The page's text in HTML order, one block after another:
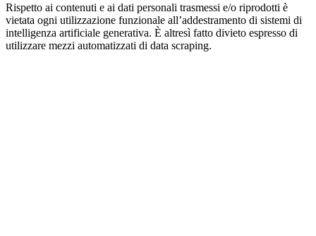
Rispetto ai contenuti e ai dati personali trasmessi e/o riprodotti è
vietata ogni utilizzazione funzionale all’addestramento di sistemi di
intelligenza artificiale generativa. È altresì fatto divieto espresso di
utilizzare mezzi automatizzati di data scraping.